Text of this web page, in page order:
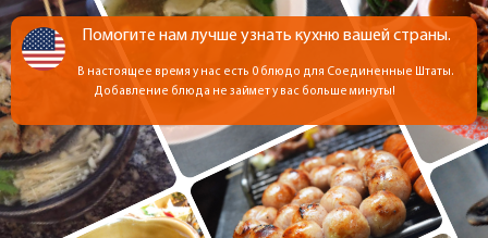
Помогите нам лучше узнать кухню вашей страны.
В настоящее время у нас есть 0 блюдо для Соединенные Штаты.
Добавление блюда не займет у вас больше минуты!